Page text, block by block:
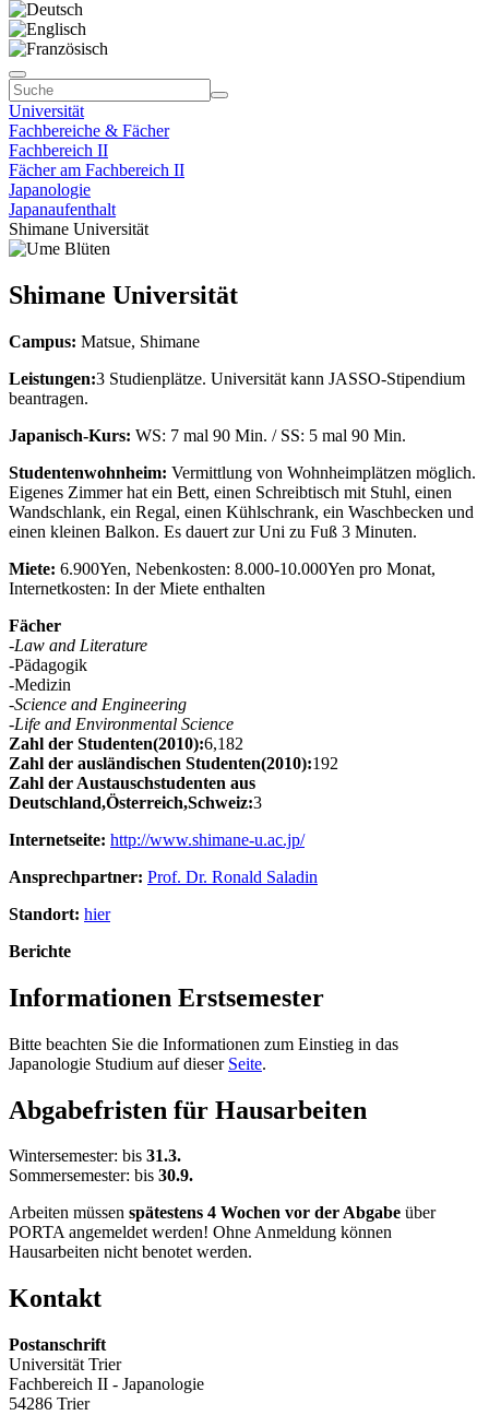
Universität
Fachbereiche & Fächer
Fachbereich II
Fächer am Fachbereich II
Japanologie
Japanaufenthalt
Shimane Universität
Shimane Universität
Campus: Matsue, Shimane
Leistungen:3 Studienplätze. Universität kann JASSO-Stipendium
beantragen.
Japanisch-Kurs: WS: 7 mal 90 Min. / SS: 5 mal 90 Min.
Studentenwohnheim: Vermittlung von Wohnheimplätzen möglich.
Eigenes Zimmer hat ein Bett, einen Schreibtisch mit Stuhl, einen
Wandschlank, ein Regal, einen Kühlschrank, ein Waschbecken und
einen kleinen Balkon. Es dauert zur Uni zu Fuß 3 Minuten.
Miete: 6.900Yen, Nebenkosten: 8.000-10.000Yen pro Monat,
Internetkosten: In der Miete enthalten
Fächer
-Law and Literature
-Pädagogik
-Medizin
-Science and Engineering
-Life and Environmental Science
Zahl der Studenten(2010):6,182
Zahl der ausländischen Studenten(2010):192
Zahl der Austauschstudenten aus
Deutschland,Österreich,Schweiz:3
Internetseite: http://www.shimane-u.ac.jp/
Ansprechpartner: Prof. Dr. Ronald Saladin
Standort: hier
Berichte
Informationen Erstsemester
Bitte beachten Sie die Informationen zum Einstieg in das
Japanologie Studium auf dieser Seite.
Abgabefristen für Hausarbeiten
Wintersemester: bis 31.3.
Sommersemester: bis 30.9.
Arbeiten müssen spätestens 4 Wochen vor der Abgabe über
PORTA angemeldet werden! Ohne Anmeldung können
Hausarbeiten nicht benotet werden.
Kontakt
Postanschrift
Universität Trier
Fachbereich II - Japanologie
54286 Trier